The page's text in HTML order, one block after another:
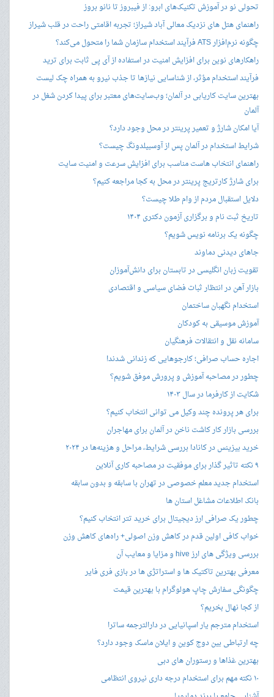
تحولی نو در آموزش تکنیک‌های ابرو: از فیبروز تا نانو بروز
راهنمای هتل های نزدیک معالی آباد شیراز؛ تجربه اقامتی راحت در قلب شیراز
چگونه نرم‌افزار ATS فرآیند استخدام سازمان شما را متحول می‌کند؟
راهکارهای نوین برای افزایش امنیت در استفاده از آی پی ثابت برای ترید
فرآیند استخدام مؤثر، از شناسایی نیازها تا جذب نیرو به همراه چک لیست
بهترین سایت کاریابی در آلمان؛ وب‌سایت‌های معتبر برای پیدا کردن شغل در
آلمان
آیا امکان شارژ و تعمیر پرینتر در محل وجود دارد؟
شرایط استخدام در آلمان پس از آوسبیلدونگ چیست؟
راهنمای انتخاب هاست مناسب برای افزایش سرعت و امنیت سایت
برای شارژ کارتریج پرینتر در محل به کجا مراجعه کنیم؟
دلایل استقبال مردم از وام طلا چیست؟
تاریخ ثبت نام و برگزاری آزمون دکتری ۱۴۰۴
چگونه یک برنامه نویس شویم؟
جاهای دیدنی دماوند
تقویت زبان انگلیسی در تابستان برای دانش‌آموزان
بازار آهن در انتظار ثبات فضای سیاسی و اقتصادی
استخدام نگهبان ساختمان
آموزش موسیقی به کودکان
سامانه نقل و انتقالات فرهنگیان
اجاره حساب صرافی؛ کارجوهایی که زندانی شدند!
چطور در مصاحبه‌ آموزش و پرورش موفق شویم؟
شکایت از کارفرما در سال ۱۴۰۳
برای هر پرونده چند وکیل می توانی انتخاب کنیم؟
بررسی بازار کار کاشت ناخن در آلمان برای مهاجران
خرید بیزینس در کانادا بررسی شرایط، مراحل و هزینه‌ها در ۲۰۲۴
۹ نکته تاثیر گذار برای موفقیت در مصاحبه کاری آنلاین
استخدام جدید معلم خصوصی در تهران با سابقه و بدون سابقه
بانک اطلاعات مشاغل استان ها
چطور یک صرافی ارز دیجیتال برای خرید تتر انتخاب کنیم؟
خواب کافی اولین قدم در کاهش وزن اصولی+ راه‌های کاهش وزن
بررسی ویژگی های ارز hive و مزایا و معایب آن
معرفی بهترین تاکتیک ها و استراتژی ها در بازی فری فایر
چگونگی سفارش چاپ هولوگرام با بهترین قیمت
از کجا نهال بخریم؟
استخدام مترجم یار اسپانیایی در دارالترجمه ساترا
چه ارتباطی بین دوج کوین و ایلان ماسک وجود دارد؟
بهترین غذاها و رستوران های دبی
۱۰ نکته مهم برای استخدام درجه داری نیروی انتظامی